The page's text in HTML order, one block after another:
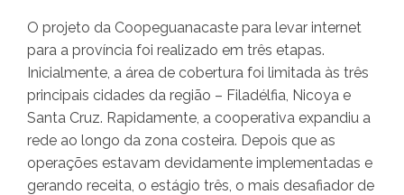
O projeto da Coopeguanacaste para levar internet
para a província foi realizado em três etapas.
Inicialmente, a área de cobertura foi limitada às três
principais cidades da região – Filadélfia, Nicoya e
Santa Cruz. Rapidamente, a cooperativa expandiu a
rede ao longo da zona costeira. Depois que as
operações estavam devidamente implementadas e
gerando receita, o estágio três, o mais desafiador de